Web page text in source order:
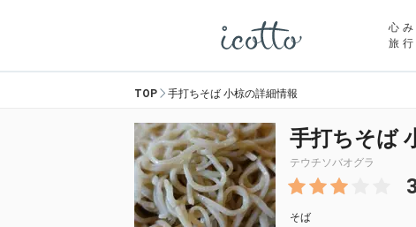
心
旅
TOP 手打ちそば 小椋の詳細情報
手打ちそば
テウチソバオグラ
そば